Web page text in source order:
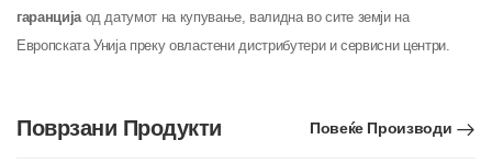
гаранцијаод датумот на купување, валидна во сите земји на
Европската Унија преку овластени дистрибутери и сервисни центри.
Поврзани Продукти Повеќе Производи